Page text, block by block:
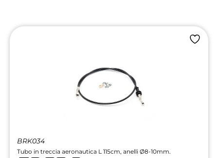
BRK034
Tubo in treccia aeronautica L 115cm, anelli Ø8-10mm.